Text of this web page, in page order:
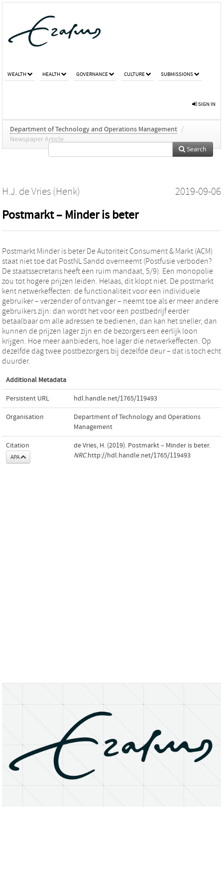
WEALTH HEALTH GOVERNANCE CULTURE SUBMISSIONS
SIGN IN
Department of Technology and Operations Management /
Newspaper Article
Search
H.J. de Vries (Henk) 2019-09-06
Postmarkt – Minder is beter
Postmarkt Minder is beter De Autoriteit Consument & Markt (ACM)
staat niet toe dat PostNL Sandd overneemt (Postfusie verboden?
De staatssecretaris heeft een ruim mandaat, 5/9). Een monopolie
zou tot hogere prijzen leiden. Helaas, dit klopt niet. De postmarkt
kent netwerkeffecten: de functionaliteit voor een individuele
gebruiker – verzender of ontvanger – neemt toe als er meer andere
gebruikers zijn: dan wordt het voor een postbedrijf eerder
betaalbaar om alle adressen te bedienen, dan kan het sneller, dan
kunnen de prijzen lager zijn en de bezorgers een eerlijk loon
krijgen. Hoe meer aanbieders, hoe lager die netwerkeffecten. Op
dezelfde dag twee postbezorgers bij dezelfde deur – dat is toch echt
duurder.
Additional Metadata
Persistent URL hdl.handle.net/1765/119493
Organisation
Department of Technology and Operations
Management
Citation
APA
de Vries, H. (2019). Postmarkt – Minder is beter.
NRC.http://hdl.handle.net/1765/119493